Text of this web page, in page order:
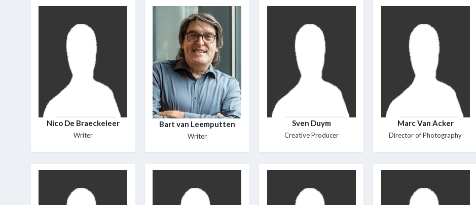
Nico De Braeckeleer
Writer
Bart van Leemputten
Writer
Sven Duym
Creative Producer
Marc Van Acker
Director of Photography